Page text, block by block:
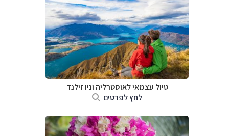
טיול עצמאי לאוסטרליה וניו זילנד
לחץ לפרטים